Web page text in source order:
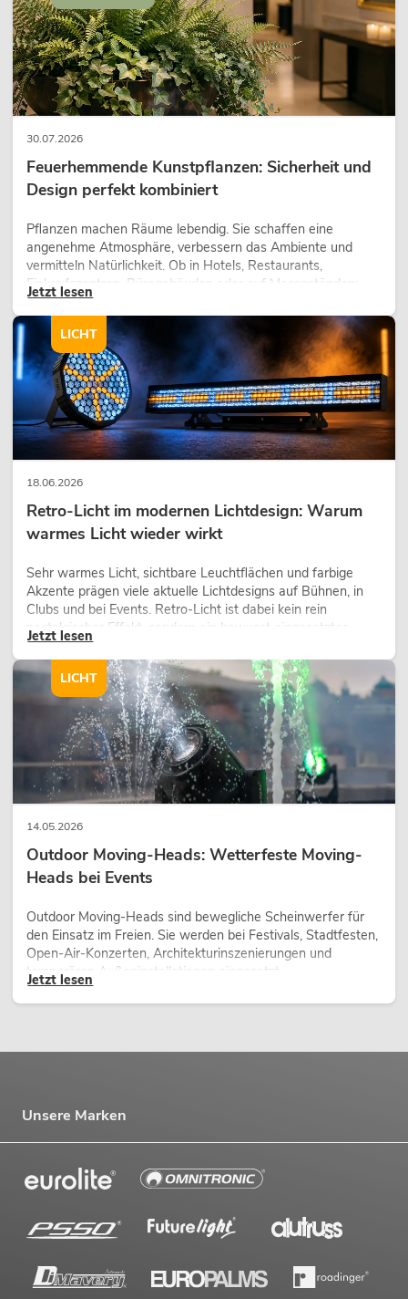
30.07.2026
Feuerhemmende Kunstpflanzen: Sicherheit und
Design perfekt kombiniert
Pflanzen machen Räume lebendig. Sie schaffen eine
angenehme Atmosphäre, verbessern das Ambiente und
vermitteln Natürlichkeit. Ob in Hotels, Restaurants,
Einkaufszentren, Bürogebäuden oder auf Messeständen:
eine hochwertige Begrünung gehört heute längst zum
modernen Raumkonzept.
Jetzt lesen
18.06.2026
Retro-Licht im modernen Lichtdesign: Warum
warmes Licht wieder wirkt
Sehr warmes Licht, sichtbare Leuchtflächen und farbige
Akzente prägen viele aktuelle Lichtdesigns auf Bühnen, in
Clubs und bei Events. Retro-Licht ist dabei kein rein
nostalgischer Effekt, sondern ein bewusst eingesetztes
Gestaltungsmittel: Es schafft Atmosphäre, gibt Szenen
Charakter und kann technische LED-Setups emotionaler
wirken lassen.
Jetzt lesen
LICHT
14.05.2026
Outdoor Moving-Heads: Wetterfeste Moving-
Heads bei Events
Outdoor Moving-Heads sind bewegliche Scheinwerfer für
den Einsatz im Freien. Sie werden bei Festivals, Stadtfesten,
Open-Air-Konzerten, Architekturinszenierungen und
temporären Außeninstallationen eingesetzt.
Jetzt lesen
LICHT
Unsere Marken